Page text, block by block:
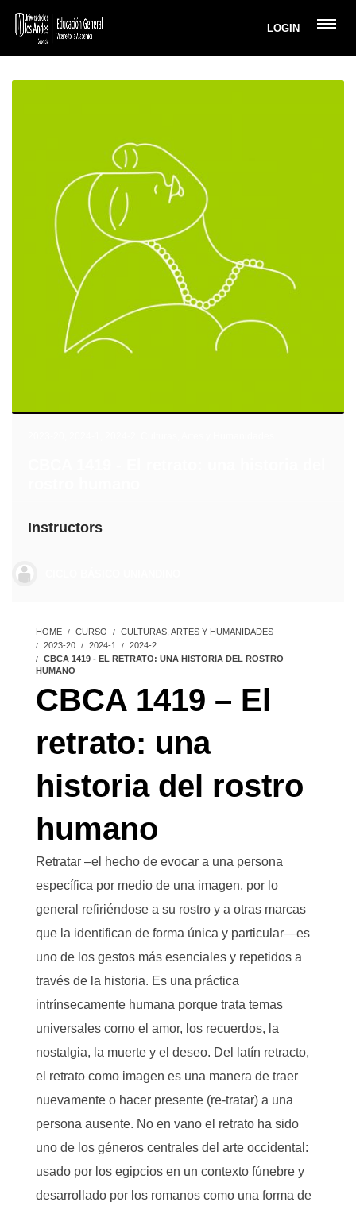
LOGIN
Instructors
HOME CURSO
CULTURAS, ARTES Y HUMANIDADES
2023-20
2024-1
2024-2
CBCA 1419 - EL RETRATO: UNA HISTORIA DEL ROSTRO
HUMANO
CBCA 1419 – El
retrato: una
historia del rostro
humano
Retratar –el hecho de evocar a una persona
específica por medio de una imagen, por lo
general refiriéndose a su rostro y a otras marcas
que la identifican de forma única y particular—es
uno de los gestos más esenciales y repetidos a
través de la historia. Es una práctica
intrínsecamente humana porque trata temas
universales como el amor, los recuerdos, la
nostalgia, la muerte y el deseo. Del latín retracto,
el retrato como imagen es una manera de traer
nuevamente o hacer presente (re-tratar) a una
persona ausente. No en vano el retrato ha sido
uno de los géneros centrales del arte occidental:
usado por los egipcios en un contexto fúnebre y
desarrollado por los romanos como una forma de